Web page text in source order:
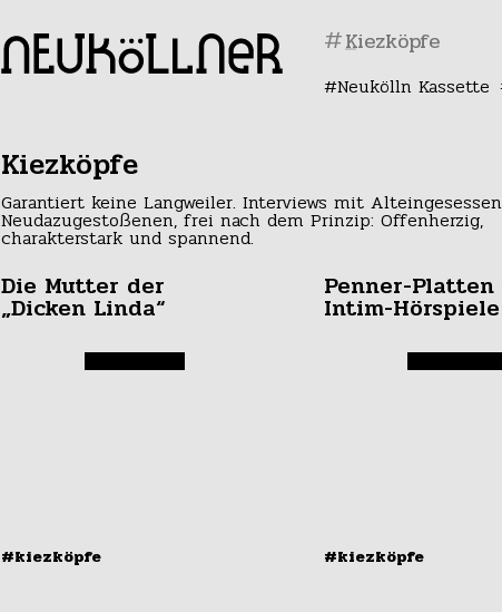
#
Neukölln Kassette
Kiezköpfe
Garantiert keine Langweiler. Interviews mit
Neudazugestoßenen, frei nach dem Prinzip: Offenherzig,
charakterstark und spannend.
Die Mutter der
„Dicken Linda“
#kiezköpfe
Penner-Platten
Intim-Hörspiele
#kiezköpfe